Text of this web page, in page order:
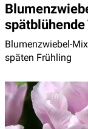
spätblühende
Blumenzwiebel-
späten Frühling